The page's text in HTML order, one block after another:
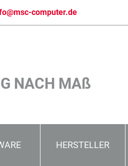
computer.de
NACH MAß
HERSTELLER